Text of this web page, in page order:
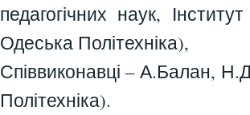
педагогічних наук,
Одеська Політехніка),
Співвиконавці – А.Балан,
Політехніка).